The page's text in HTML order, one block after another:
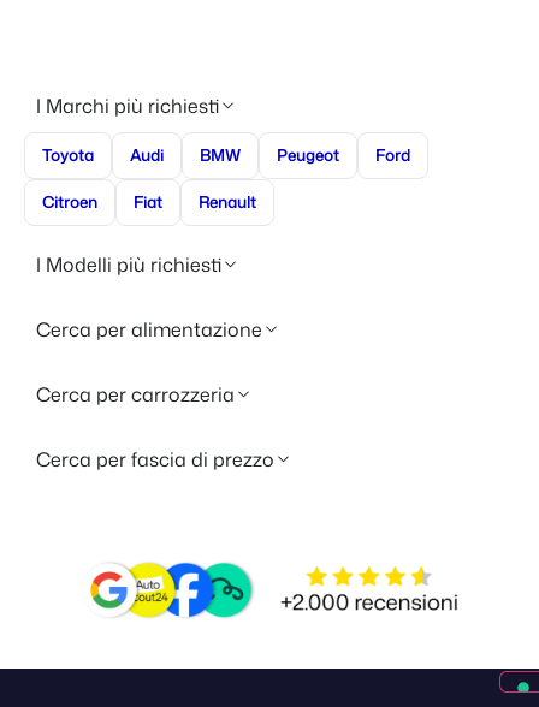
I Marchi più richiesti
Toyota Audi BMW Peugeot Ford
Citroen Fiat Renault
I Modelli più richiesti
Cerca per alimentazione
Cerca per carrozzeria
Cerca per fascia di prezzo